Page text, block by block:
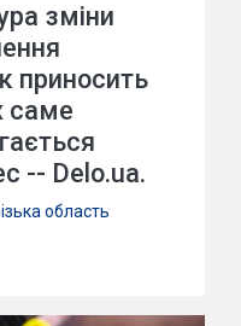
зміни
приносить
саме
-- Delo.ua.
область